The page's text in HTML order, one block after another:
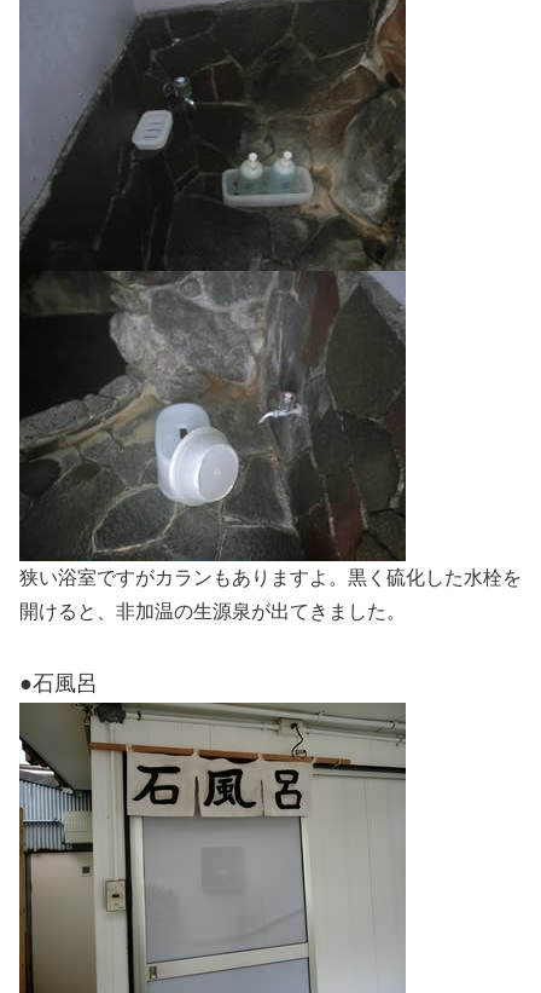
狭い浴室ですがカランもありますよ。黒く硫化した水栓を
開けると、非加温の生源泉が出てきました。
●石風呂